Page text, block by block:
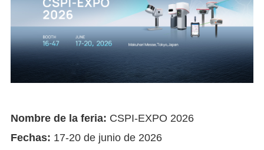
Nombre de la feria: CSPI-EXPO 2026
Fechas: 17-20 de junio de 2026